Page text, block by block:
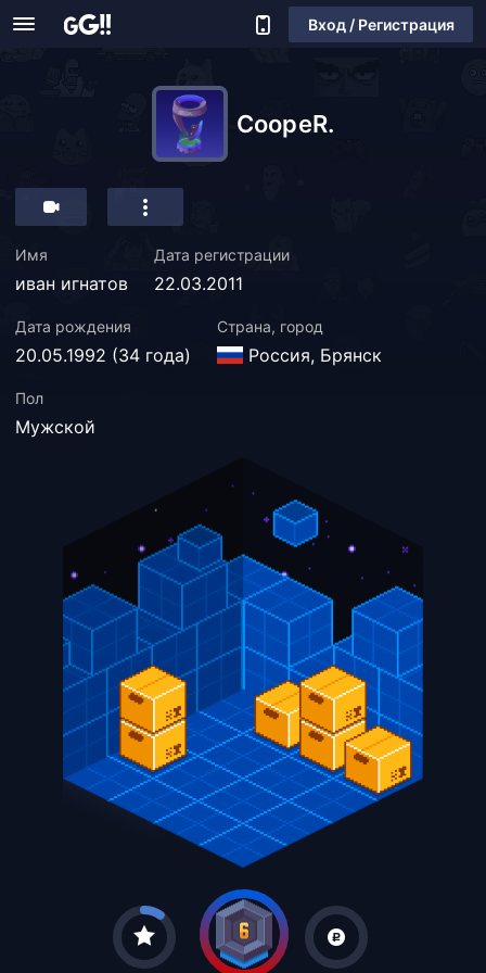
Вход / Регистрация
CoopeR.
Имя
иван игнатов
Дата регистрации
22.03.2011
Дата рождения
20.05.1992 (34 года)
Страна, город
Россия, Брянск
Пол
Мужской